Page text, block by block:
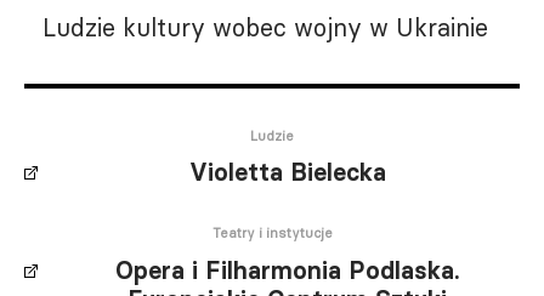
Ludzie kultury wobec wojny w Ukrainie
Ludzie
Violetta Bielecka
Teatry i instytucje
Opera i Filharmonia Podlaska.